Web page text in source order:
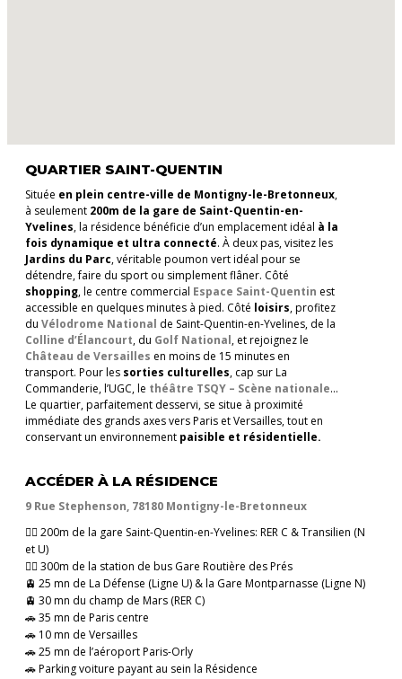
QUARTIER SAINT-QUENTIN
Située en plein centre-ville de Montigny-le-Bretonneux,
à seulement 200m de la gare de Saint-Quentin-en-
Yvelines, la résidence bénéficie d’un emplacement idéal à la
fois dynamique et ultra connecté. À deux pas, visitez les
Jardins du Parc, véritable poumon vert idéal pour se
détendre, faire du sport ou simplement flâner. Côté
shopping, le centre commercial Espace Saint-Quentin est
accessible en quelques minutes à pied. Côté loisirs, profitez
du Vélodrome National de Saint-Quentin-en-Yvelines, de la
Colline d’Élancourt, du Golf National, et rejoignez le
Château de Versailles en moins de 15 minutes en
transport. Pour les sorties culturelles, cap sur La
Commanderie, l’UGC, le théâtre TSQY – Scène nationale…
Le quartier, parfaitement desservi, se situe à proximité
immédiate des grands axes vers Paris et Versailles, tout en
conservant un environnement paisible et résidentielle.
ACCÉDER À LA RÉSIDENCE
9 Rue Stephenson, 78180 Montigny-le-Bretonneux
🚶‍♂️ 200m de la gare Saint-Quentin-en-Yvelines: RER C & Transilien (N
et U)
🚶‍♂️ 300m de la station de bus Gare Routière des Prés
🚊 25 mn de La Défense (Ligne U) & la Gare Montparnasse (Ligne N)
🚊 30 mn du champ de Mars (RER C)
🚗 35 mn de Paris centre
🚗 10 mn de Versailles
🚗 25 mn de l’aéroport Paris-Orly
🚗 Parking voiture payant au sein la Résidence